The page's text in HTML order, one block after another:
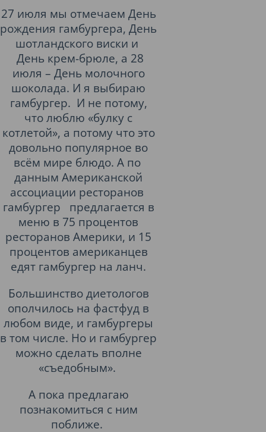
27 июля мы отмечаем День
рождения гамбургера, День
шотландского виски и
День крем-брюле, а 28
июля – День молочного
шоколада. И я выбираю
гамбургер. И не потому,
что люблю «булку с
котлетой», а потому что это
довольно популярное во
всём мире блюдо. А по
данным Американской
ассоциации ресторанов
гамбургер предлагается в
меню в 75 процентов
ресторанов Америки, и 15
процентов американцев
едят гамбургер на ланч.
Большинство диетологов
ополчилось на фастфуд в
любом виде, и гамбургеры
в том числе. Но и гамбургер
можно сделать вполне
«съедобным».
А пока предлагаю
познакомиться с ним
поближе.